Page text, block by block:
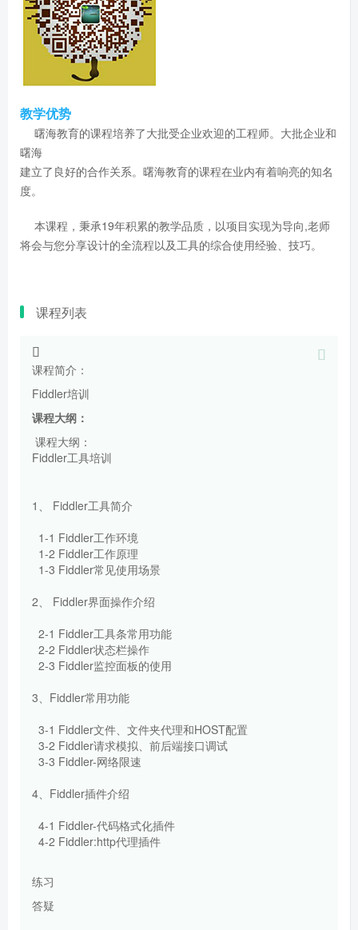
教学优势
曙海教育的课程培养了大批受企业欢迎的工程师。大批企业和
曙海
建立了良好的合作关系。曙海教育的课程在业内有着响亮的知名
度。
本课程，秉承19年积累的教学品质，以项目实现为导向,老师
将会与您分享设计的全流程以及工具的综合使用经验、技巧。
课程列表
课程简介：
Fiddler培训
课程大纲：
课程大纲：
Fiddler工具培训
1、 Fiddler工具简介
1-1 Fiddler工作环境
1-2 Fiddler工作原理
1-3 Fiddler常见使用场景
2、 Fiddler界面操作介绍
2-1 Fiddler工具条常用功能
2-2 Fiddler状态栏操作
2-3 Fiddler监控面板的使用
3、Fiddler常用功能
3-1 Fiddler文件、文件夹代理和HOST配置
3-2 Fiddler请求模拟、前后端接口调试
3-3 Fiddler-网络限速
4、Fiddler插件介绍
4-1 Fiddler-代码格式化插件
4-2 Fiddler:http代理插件
练习
答疑